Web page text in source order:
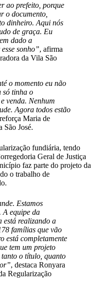
ao prefeito, porque
o documento,
dinheiro. Aqui nós
de graça. Eu
dado a
sonho”, afirma
da Vila São
o momento eu não
só tinha o
venda. Nenhum
Agora todos estão
Maria de
São José.
fundiária, tendo
Geral de Justiça
faz parte do projeto da
o trabalho de
Estamos
A equipe da
está realizando a
famílias que vão
está completamente
tem um projeto
o título, quanto
, destaca Ronyara
Regularização